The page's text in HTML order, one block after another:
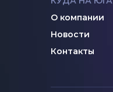
О компании
Новости
Контакты